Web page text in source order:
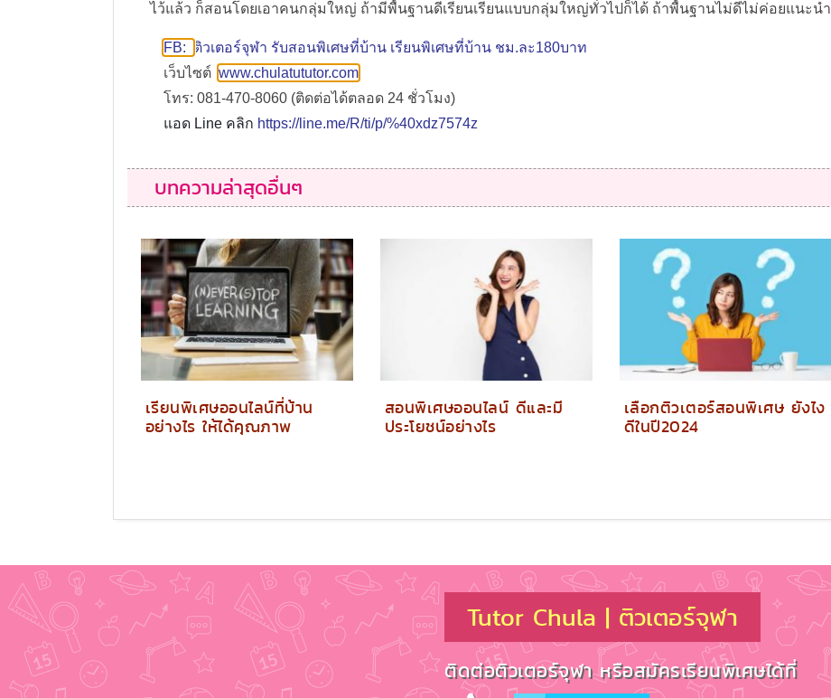
ไว้แล้ว ก็สอนโดยเอาคนกลุ่มใหญ่ ถ้ามีพื้นฐานดีเรียนเรียนแบบกลุ่มใหญ่ทั่วไปก็ได้ ถ้าพื้นฐานไม่ดีไม่ค่อยแนะนำ
FB:
ติวเตอร์จุฬา รับสอนพิเศษที่บ้าน เรียนพิเศษที่บ้าน ชม.ละ180บาท
เว็บไซต์ www.chulatututor.com
โทร: 081-470-8060 (ติดต่อได้ตลอด 24 ชั่วโมง)
แอด Line คลิก https://line.me/R/ti/p/%40xdz7574z
บทความล่าสุดอื่นๆ
เรียนพิเศษออนไลน์ที่บ้าน
อย่างไร ให้ได้คุณภาพ
สอนพิเศษออนไลน์ ดีและมี
ประโยชน์อย่างไร
เลือกติวเตอร์สอนพิเศษ ยังไง
ดีในปี2024
Tutor Chula | ติวเตอร์จุฬา
ติดต่อติวเตอร์จุฬา หรือสมัครเรียนพิเศษได้ที่